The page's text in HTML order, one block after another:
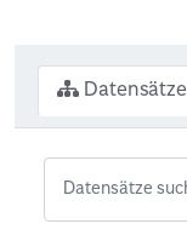
Datensätze